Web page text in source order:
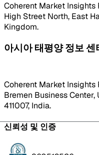
Coherent Market Insights
High Street North, East
Kingdom.
아시아 태평양 정보 센
Coherent Market
Bremen Business
411007, India.
신뢰성 및 인증